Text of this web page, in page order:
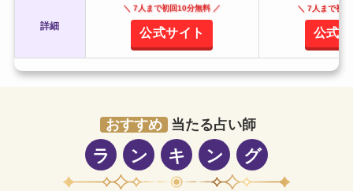
詳細
＼ 7人まで初回10分無料 ／
公式サイト
＼ 7人まで初
公式
おすすめ 当たる占い師
ラ ン キ ン グ